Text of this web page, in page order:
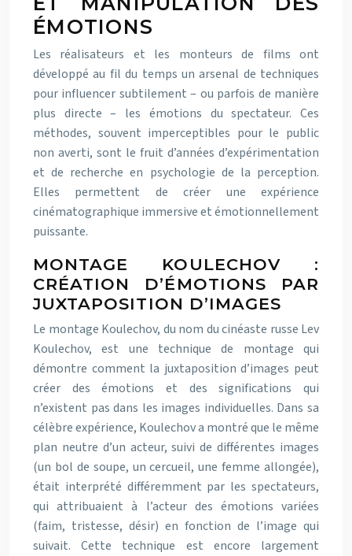
ÉMOTIONS
Les réalisateurs et les monteurs de films ont
développé au fil du temps un arsenal de techniques
pour influencer subtilement – ou parfois de manière
plus directe – les émotions du spectateur. Ces
méthodes, souvent imperceptibles pour le public
non averti, sont le fruit d’années d’expérimentation
et de recherche en psychologie de la perception.
Elles permettent de créer une expérience
cinématographique immersive et émotionnellement
puissante.
MONTAGE KOULECHOV :
CRÉATION D’ÉMOTIONS PAR
JUXTAPOSITION D’IMAGES
Le montage Koulechov, du nom du cinéaste russe Lev
Koulechov, est une technique de montage qui
démontre comment la juxtaposition d’images peut
créer des émotions et des significations qui
n’existent pas dans les images individuelles. Dans sa
célèbre expérience, Koulechov a montré que le même
plan neutre d’un acteur, suivi de différentes images
(un bol de soupe, un cercueil, une femme allongée),
était interprété différemment par les spectateurs,
qui attribuaient à l’acteur des émotions variées
(faim, tristesse, désir) en fonction de l’image qui
suivait. Cette technique est encore largement